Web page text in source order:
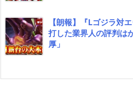
【朗報】『Lゴジラ対
打した業界人の評判は
厚」